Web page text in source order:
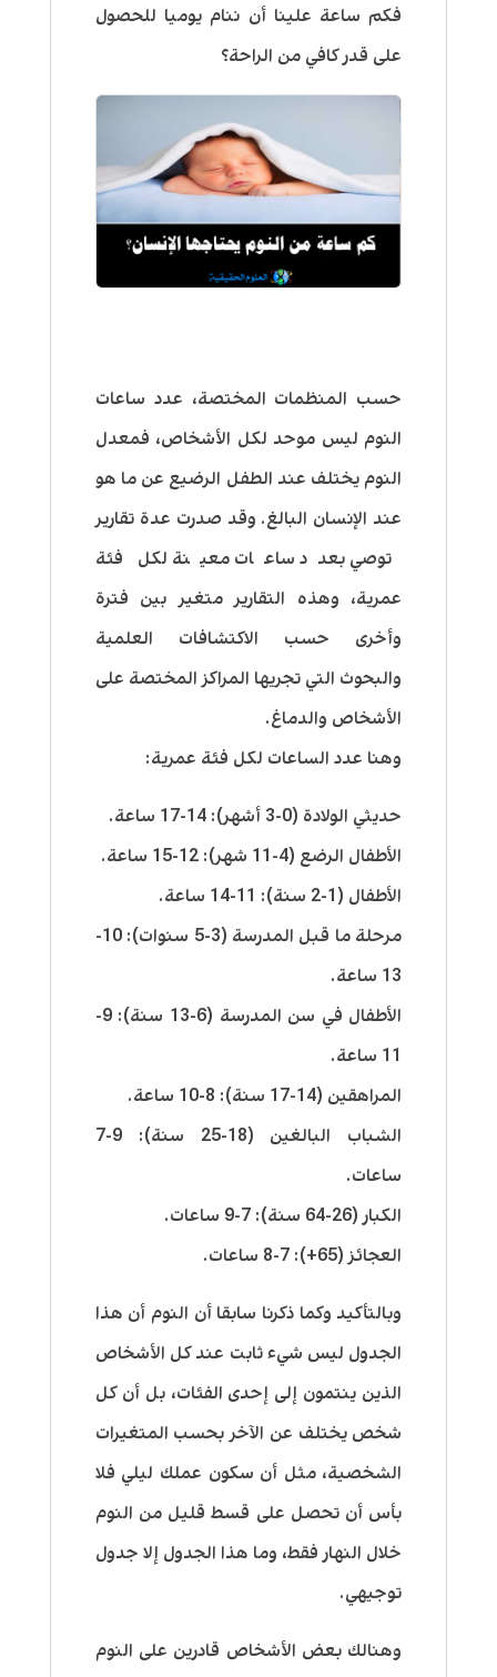
فكم ساعة علينا أن ننام يوميا للحصول
على قدر كافي من الراحة؟
حسب المنظمات المختصة، عدد ساعات
النوم ليس موحد لكل الأشخاص، فمعدل
النوم يختلف عند الطفل الرضيع عن ما هو
عند الإنسان البالغ. وقد صدرت عدة تقارير
توصي بعدد ساعات معينة لكل فئة
عمرية، وهذه التقارير متغير بين فترة
وأخرى حسب الاكتشافات العلمية
والبحوث التي تجريها المراكز المختصة على
الأشخاص والدماغ.
وهنا عدد الساعات لكل فئة عمرية:
حديثي الولادة (0-3 أشهر): 14-17 ساعة.
الأطفال الرضع (4-11 شهر): 12-15 ساعة.
الأطفال (1-2 سنة): 11-14 ساعة.
مرحلة ما قبل المدرسة (3-5 سنوات): 10-
13 ساعة.
الأطفال في سن المدرسة (6-13 سنة): 9-
11 ساعة.
المراهقين (14-17 سنة): 8-10 ساعة.
الشباب البالغين (18-25 سنة): 9-7
ساعات.
الكبار (26-64 سنة): 7-9 ساعات.
العجائز (65+): 7-8 ساعات.
وبالتأكيد وكما ذكرنا سابقا أن النوم أن هذا
الجدول ليس شيء ثابت عند كل الأشخاص
الذين ينتمون إلى إحدى الفئات، بل أن كل
شخص يختلف عن الآخر بحسب المتغيرات
الشخصية، مثل أن سكون عملك ليلي فلا
بأس أن تحصل على قسط قليل من النوم
خلال النهار فقط، وما هذا الجدول إلا جدول
توجيهي.
وهنالك بعض الأشخاص قادرين على النوم